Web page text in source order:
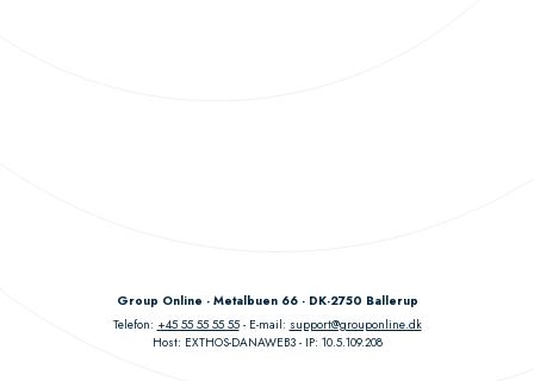
Group Online - Metalbuen 66 - DK-2750 Ballerup
Telefon: +45 55 55 55 55 E-mail: support@grouponline.dk
Host: EXTHOS-DANAWEB3
IP: 10.5.109.208